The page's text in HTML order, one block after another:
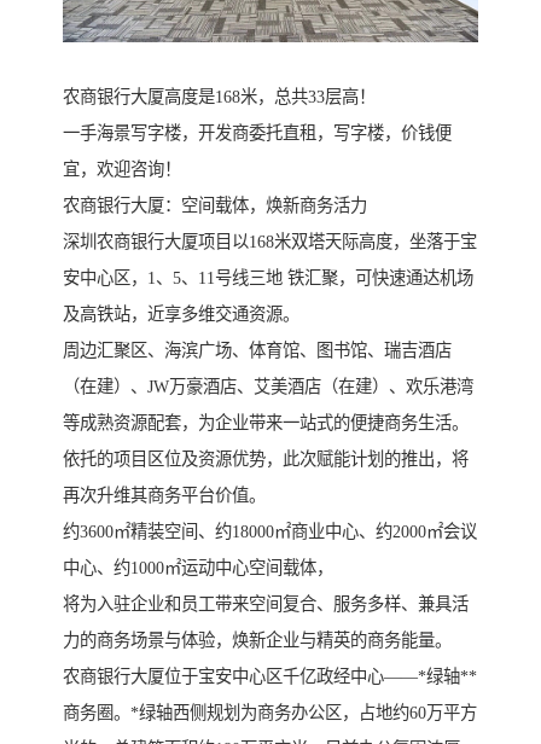
农商银行大厦高度是168米，总共33层高！
一手海景写字楼，开发商委托直租，写字楼，价钱便
宜，欢迎咨询！
农商银行大厦：空间载体，焕新商务活力
深圳农商银行大厦项目以168米双塔天际高度，坐落于宝
安中心区，1、5、11号线三地 铁汇聚，可快速通达机场
及高铁站，近享多维交通资源。
周边汇聚区、海滨广场、体育馆、图书馆、瑞吉酒店
（在建）、JW万豪酒店、艾美酒店（在建）、欢乐港湾
等成熟资源配套，为企业带来一站式的便捷商务生活。
依托的项目区位及资源优势，此次赋能计划的推出，将
再次升维其商务平台价值。
约3600㎡精装空间、约18000㎡商业中心、约2000㎡会议
中心、约1000㎡运动中心空间载体，
将为入驻企业和员工带来空间复合、服务多样、兼具活
力的商务场景与体验，焕新企业与精英的商务能量。
农商银行大厦位于宝安中心区千亿政经中心——*绿轴**
商务圈。*绿轴西侧规划为商务办公区，占地约60万平方